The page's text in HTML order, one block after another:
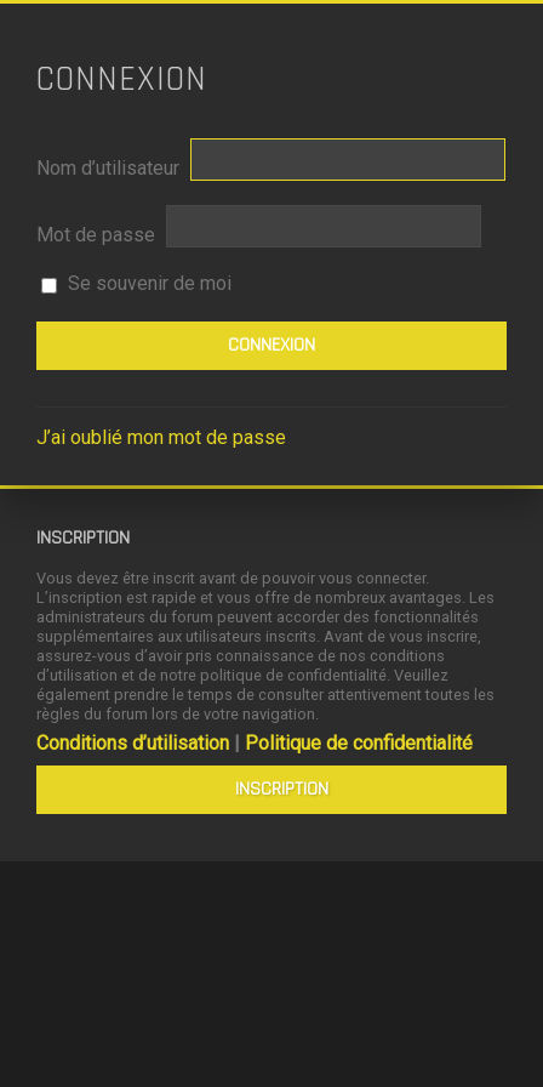
CONNEXION
Nom d’utilisateur
Mot de passe
Se souvenir de moi
J’ai oublié mon mot de passe
INSCRIPTION
Vous devez être inscrit avant de pouvoir vous connecter.
L’inscription est rapide et vous offre de nombreux avantages. Les
administrateurs du forum peuvent accorder des fonctionnalités
supplémentaires aux utilisateurs inscrits. Avant de vous inscrire,
assurez-vous d’avoir pris connaissance de nos conditions
d’utilisation et de notre politique de confidentialité. Veuillez
également prendre le temps de consulter attentivement toutes les
règles du forum lors de votre navigation.
Conditions d’utilisation | Politique de confidentialité
INSCRIPTION